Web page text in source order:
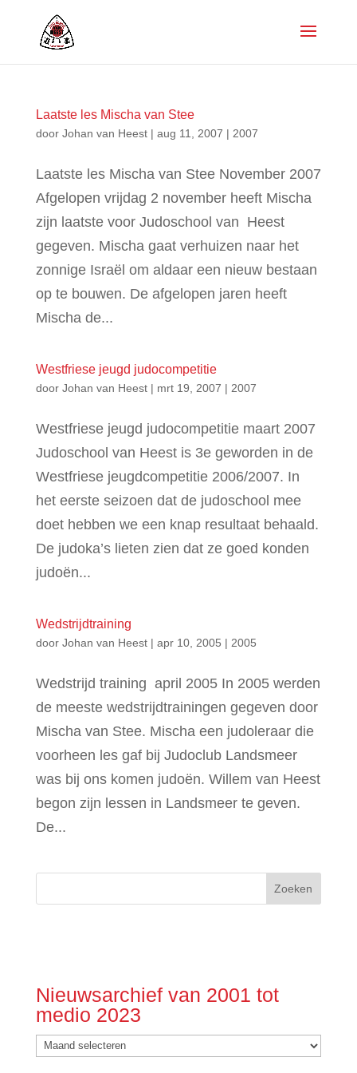
Laatste les Mischa van Stee
door Johan van Heest| aug 11, 2007 | 2007
Laatste les Mischa van Stee November 2007
Afgelopen vrijdag 2 november heeft Mischa
zijn laatste voor Judoschool van Heest
gegeven. Mischa gaat verhuizen naar het
zonnige Israël om aldaar een nieuw bestaan
op te bouwen. De afgelopen jaren heeft
Mischa de...
Westfriese jeugd judocompetitie
door Johan van Heest| mrt 19, 2007 | 2007
Westfriese jeugd judocompetitie maart 2007
Judoschool van Heest is 3e geworden in de
Westfriese jeugdcompetitie 2006/2007. In
het eerste seizoen dat de judoschool mee
doet hebben we een knap resultaat behaald.
De judoka’s lieten zien dat ze goed konden
judoën...
Wedstrijdtraining
door Johan van Heest| apr 10, 2005 | 2005
Wedstrijd training april 2005 In 2005 werden
de meeste wedstrijdtrainingen gegeven door
Mischa van Stee. Mischa een judoleraar die
voorheen les gaf bij Judoclub Landsmeer
was bij ons komen judoën. Willem van Heest
begon zijn lessen in Landsmeer te geven.
De...
Nieuwsarchief van 2001 tot
medio 2023
Nieuwsarchief
van